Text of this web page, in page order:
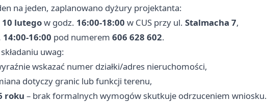
na jeden, zaplanowano dyżury projektanta:
10 lutegow godz. 16:00-18:00 w CUS przy ul. Stalmacha 7,
14:00-16:00 pod numerem 606 628 602.
uwag:
wskazać numer działki/adres nieruchomości,
dotyczy granic lub funkcji terenu,
roku – brak formalnych wymogów skutkuje odrzuceniem wniosku.